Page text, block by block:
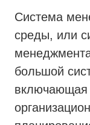
Cистема
среды, или
большой
включающая